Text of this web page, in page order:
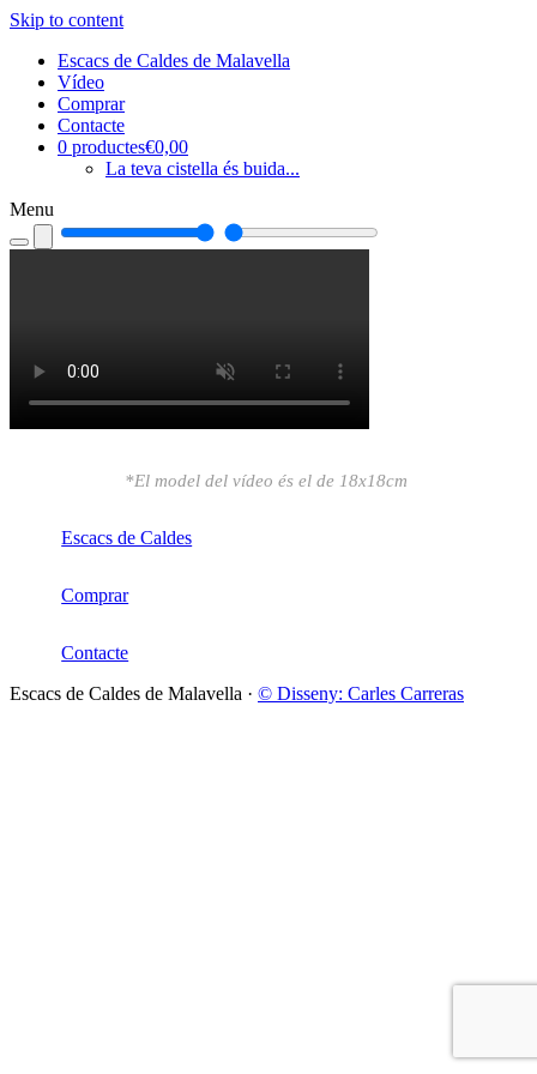
Skip to content
Escacs de Caldes de Malavella.
Disseny de Carles Carreras.
Un altre lloc gestionat amb el WordPress
Escacs de Caldes de Malavella
Vídeo
Comprar
Contacte
0 productes€0,00
La teva cistella és buida...
Menu
*El model del vídeo és el de 18x18cm
Escacs de Caldes
Comprar
Contacte
Escacs de Caldes de Malavella · © Disseny: Carles Carreras